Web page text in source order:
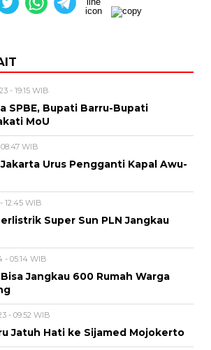
- 19:15 WIB
SPBE, Bupati Barru-Bupati
MoU
WIB
Urus Pengganti Kapal Awu-
12:45 WIB
Super Sun PLN Jangkau
- 05:14 WIB
Jangkau 600 Rumah Warga
- 09:52 WIB
Jatuh Hati ke Sijamed Mojokerto